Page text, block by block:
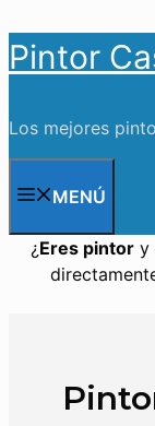
Saltar
al
Pintor
Los mejores
MENÚ
¿Eres pintor y